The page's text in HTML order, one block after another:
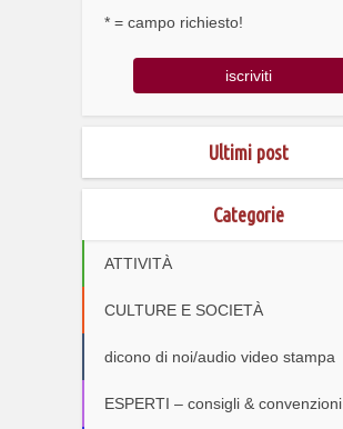
* = campo richiesto!
Ultimi post
Categorie
ATTIVITÀ
CULTURE E SOCIETÀ
dicono di noi/audio video stampa
ESPERTI – consigli & convenzioni